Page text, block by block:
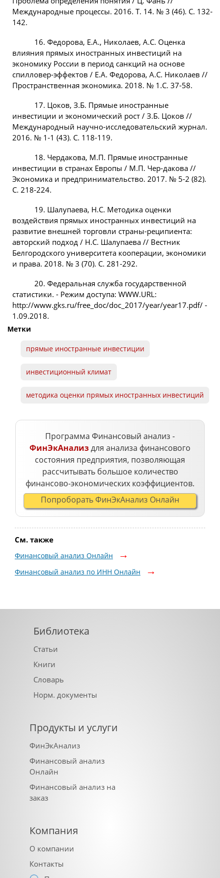
Международные процессы. 2016. Т. 14. № 3 (46). С. 132-
142.
16. Федорова, Е.А., Николаев, А.С. Оценка
влияния прямых иностранных инвестиций на
экономику России в период санкций на основе
спилловер-эффектов / Е.А. Федорова, А.С. Николаев //
Пространственная экономика. 2018. № 1.С. 37-58.
17. Цоков, З.Б. Прямые иностранные
инвестиции и экономический рост / З.Б. Цоков //
Международный научно-исследовательский журнал.
2016. № 1-1 (43). С. 118-119.
18. Чердакова, М.П. Прямые иностранные
инвестиции в странах Европы / М.П. Чер-дакова //
Экономика и предпринимательство. 2017. № 5-2 (82).
С. 218-224.
19. Шалупаева, Н.С. Методика оценки
воздействия прямых иностранных инвестиций на
развитие внешней торговли страны-реципиента:
авторский подход / Н.С. Шалупаева // Вестник
Белгородского университета кооперации, экономики
и права. 2018. № 3 (70). С. 281-292.
20. Федеральная служба государственной
статистики. - Режим доступа: WWW.URL:
http://www.gks.ru/free_doc/doc_2017/year/year17.pdf/ -
1.09.2018.
Метки
прямые иностранные инвестиции
инвестиционный климат
методика оценки прямых иностранных инвестиций
Программа Финансовый анализ -
ФинЭкАнализдля анализа финансового
состояния предприятия, позволяющая
рассчитывать большое количество
финансово-экономических коэффициентов.
Попроборать ФинЭкАнализ Онлайн
См. также
Финансовый анализ Онлайн
Финансовый анализ по ИНН Онлайн
Библиотека
Статьи
Книги
Словарь
Норм. документы
Продукты и услуги
ФинЭкАнализ
Финансовый анализ
Онлайн
Финансовый анализ на
заказ
Компания
О компании
Контакты